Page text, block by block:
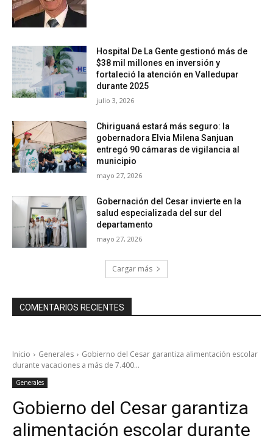
Hospital De La Gente gestionó más de
$38 mil millones en inversión y
fortaleció la atención en Valledupar
durante 2025
julio 3, 2026
Chiriguaná estará más seguro: la
gobernadora Elvia Milena Sanjuan
entregó 90 cámaras de vigilancia al
municipio
mayo 27, 2026
Gobernación del Cesar invierte en la
salud especializada del sur del
departamento
mayo 27, 2026
Cargar más
COMENTARIOS RECIENTES